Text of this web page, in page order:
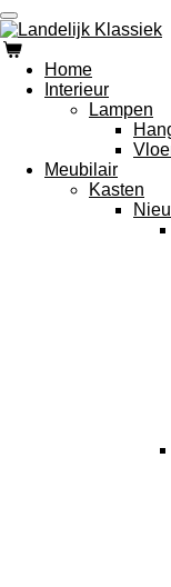
Ga
direct
naar
de
hoofdinhoud
Home
Interieur
Lampen
Meubilair
Kasten